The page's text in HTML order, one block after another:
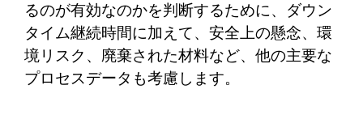
るのが有効なのかを判断するために、ダウン
タイム継続時間に加えて、安全上の懸念、環
境リスク、廃棄された材料など、他の主要な
プロセスデータも考慮します。